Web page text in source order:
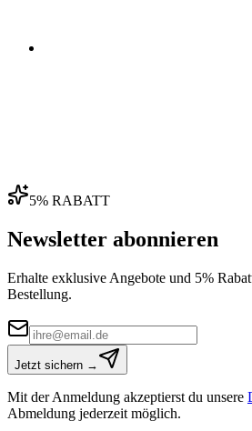
5% RABATT
Newsletter abonnieren
Erhalte exklusive Angebote und 5%
Bestellung.
Jetzt sichern →
Mit der Anmeldung akzeptierst du unsere
Abmeldung jederzeit möglich.